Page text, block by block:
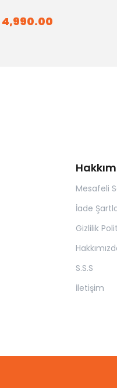
Mesafeli
İade
Gizlilik
S.S.S
İletişim